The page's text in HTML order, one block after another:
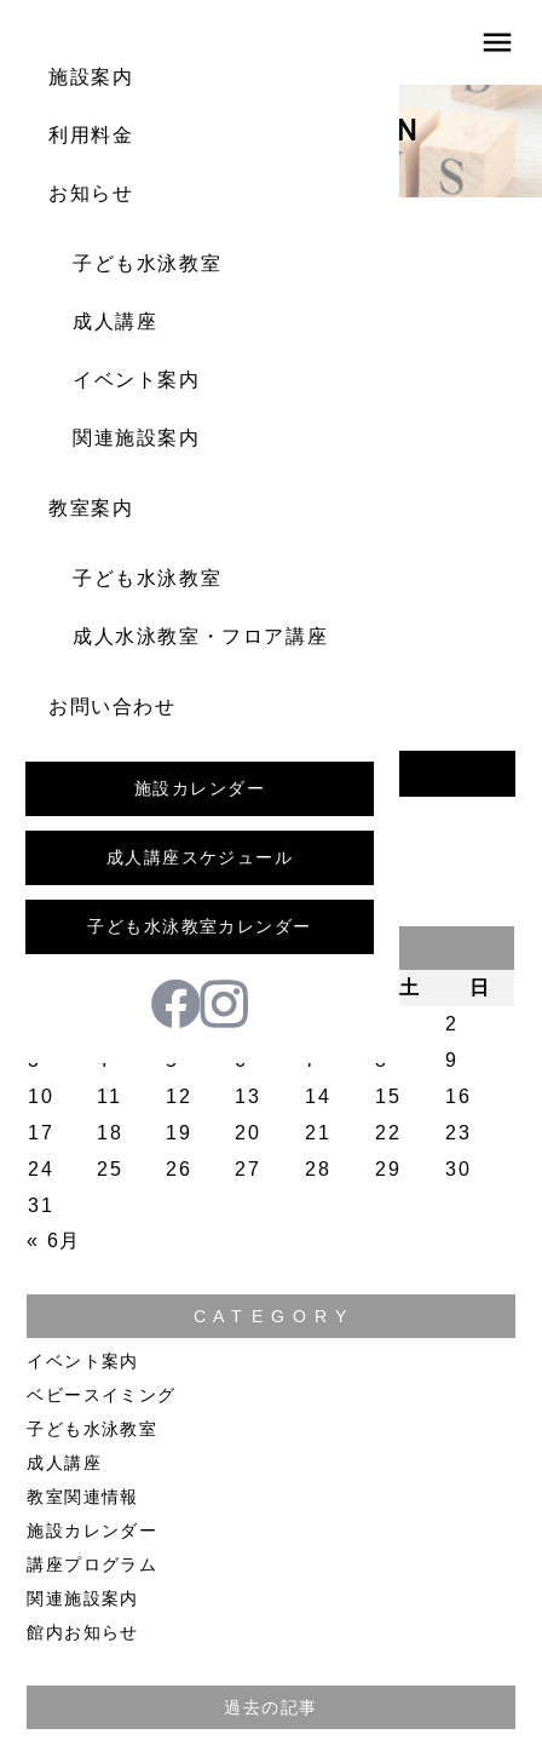
menu
施設案内
利用料金
お知らせ
子ども水泳教室
成人講座
イベント案内
関連施設案内
教室案内
子ども水泳教室
成人水泳教室・フロア講座
お問い合わせ
施設カレンダー
成人講座スケジュール
子ども水泳教室カレンダー
INFORMATION
前の記事
水 土
日
2
3
4 5 6 7 8
9
10
11 12 13 14 15
16
17
18 19 20 21 22
23
24
25 26 27 28 29
30
31
« 6月
C A T E G O R Y
イベント案内
ベビースイミング
子ども水泳教室
成人講座
教室関連情報
施設カレンダー
講座プログラム
関連施設案内
館内お知らせ
過去の記事